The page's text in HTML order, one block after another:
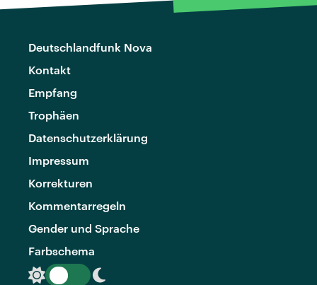
Deutschlandfunk Nova
Kontakt
Empfang
Trophäen
Datenschutzerklärung
Impressum
Korrekturen
Kommentarregeln
Gender und Sprache
Farbschema